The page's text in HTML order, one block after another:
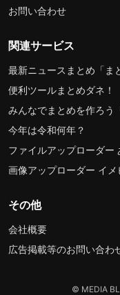
お問い合わせ
関連サービス
最新ニュースまとめ「ま
便利ツールまとめダネ！
みんなでまとめを作ろう
今年は令和何年？
ファイルアップローダー
画像アップローダー イメ
その他
会社概要
広告掲載等のお問い合わ
© MEDIA